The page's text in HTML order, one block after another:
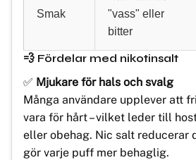
Smak
"vass" eller
bitter
💨 Fördelar med nikotinsalt
✅ Mjukare för hals och svalg
Många användare upplever att
vara för hårt – vilket leder till
eller obehag. Nic salt reducerar
gör varje puff mer behaglig.